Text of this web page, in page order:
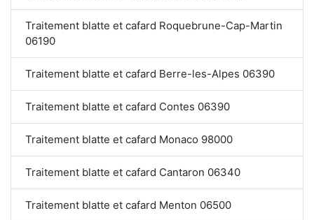
Traitement blatte et cafard Roquebrune-Cap-Martin
06190
Traitement blatte et cafard Berre-les-Alpes 06390
Traitement blatte et cafard Contes 06390
Traitement blatte et cafard Monaco 98000
Traitement blatte et cafard Cantaron 06340
Traitement blatte et cafard Menton 06500